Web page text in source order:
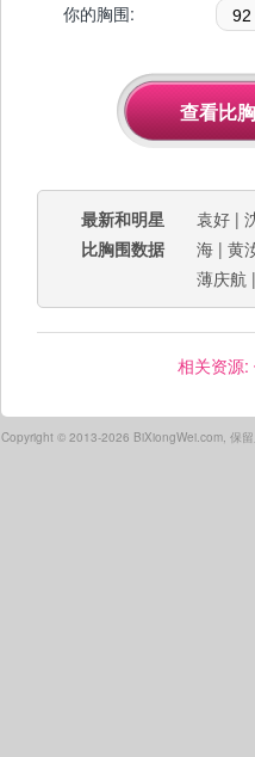
你的胸围:
最新和明星
比胸围数据
袁好 |
海 | 黄
薄庆航
相关资源:
Copyright © 2013-2026 BiXiongWei.com, 保